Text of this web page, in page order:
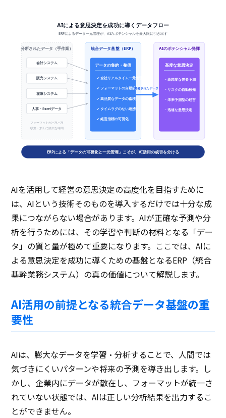
AIによる意思決定を成功に導くデータフロー
ERPによるデータ一元管理が、AIのポテンシャルを最大限に引き出す
分断されたデータ（手作業）
会計システム
販売システム
在庫システム
人事・Excelデータ
フォーマットがバラバラ
収集・加工に膨大な時間
統合データ基盤（ERP）
データの集約・整備
✓ 全社リアルタイム一元管理
✓ フォーマットの自動統一
✓ 高品質なデータの蓄積
✓ タイムラグのない連携
✓ 経営指標の可視化
AIのポテンシャル発揮
高度な意思決定
・高精度な需要予測
・リスクの自動検知
・未来予測型の経営
・迅速な意思決定
整備されたデータ
ERPによる「データの可視化と一元管理」こそが、AI活用の成否を分ける
AIを活用して経営の意思決定の高度化を目指すために
は、AIという技術そのものを導入するだけでは十分な成
果につながらない場合があります。AIが正確な予測や分
析を行うためには、その学習や判断の材料となる「デー
タ」の質と量が極めて重要になります。ここでは、AIに
よる意思決定を成功に導くための基盤となるERP（統合
基幹業務システム）の真の価値について解説します。
AI活用の前提となる統合データ基盤の重
要性
AIは、膨大なデータを学習・分析することで、人間では
気づきにくいパターンや将来の予測を導き出します。し
かし、企業内にデータが散在し、フォーマットが統一さ
れていない状態では、AIは正しい分析結果を出力するこ
とができません。